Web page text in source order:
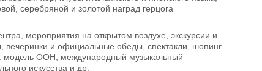
серебряной и золотой наград герцога
мероприятия на открытом воздухе, экскурсии и
вечеринки и официальные обеды, спектакли, шопинг.
модель ООН, международный музыкальный
искусства и др.